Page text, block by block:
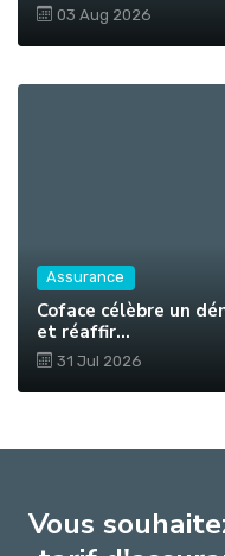
03 Aug 2026
Assurance
Coface célèbre un
et réaffir...
31 Jul 2026
Vous